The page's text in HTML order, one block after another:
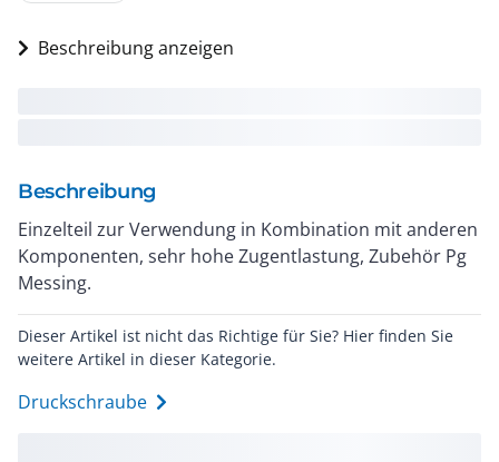
Beschreibung anzeigen
Beschreibung
Einzelteil zur Verwendung in Kombination mit anderen
Komponenten, sehr hohe Zugentlastung, Zubehör Pg
Messing.
Dieser Artikel ist nicht das Richtige für Sie? Hier finden Sie
weitere Artikel in dieser Kategorie.
Druckschraube